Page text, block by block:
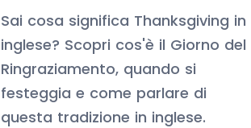
Sai cosa significa Thanksgiving in
inglese? Scopri cos'è il Giorno del
Ringraziamento, quando si
festeggia e come parlare di
questa tradizione in inglese.